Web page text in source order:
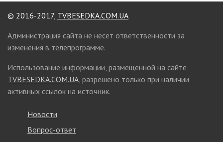
© 2016-2017, TVBESEDKA.COM.UA
Администрация сайта не несет ответственности за
изменения в телепрограмме.
Использование информации, размещенной на сайте
TVBESEDKA.COM.UA, разрешено только при наличии
активных ссылок на источник.
Новости
Вопрос-ответ